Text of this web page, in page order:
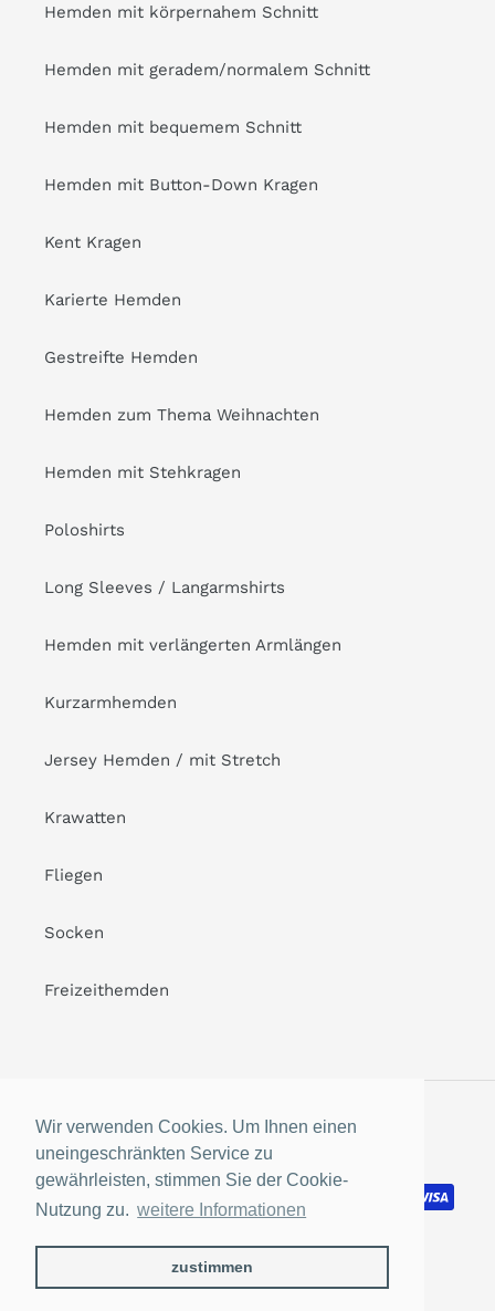
Wir verwenden Cookies. Um Ihnen einen
uneingeschränkten Service zu
gewährleisten, stimmen Sie der Cookie-
Nutzung zu. weitere Informationen
zustimmen
Hemden mit körpernahem Schnitt
Hemden mit geradem/normalem Schnitt
Hemden mit bequemem Schnitt
Hemden mit Button-Down Kragen
Kent Kragen
Karierte Hemden
Gestreifte Hemden
Hemden zum Thema Weihnachten
Hemden mit Stehkragen
Poloshirts
Long Sleeves / Langarmshirts
Hemden mit verlängerten Armlängen
Kurzarmhemden
Jersey Hemden / mit Stretch
Krawatten
Fliegen
Socken
Freizeithemden
FacebookInstagram
Payment
methods
Lieferhemd.de